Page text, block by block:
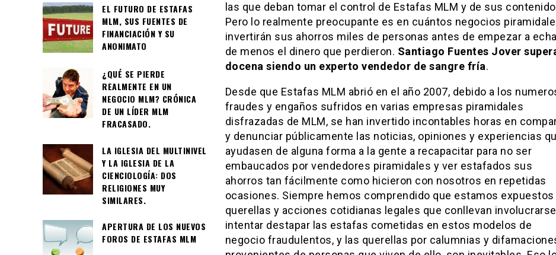
las que deban tomar el control de Estafas MLM y de sus
Pero lo realmente preocupante es en cuántos negocios
invertirán sus ahorros miles de personas antes de empezar a
de menos el dinero que perdieron. Santiago Fuentes Jover
docena siendo un experto vendedor de sangre fría.
Desde que Estafas MLM abrió en el año 2007, debido a los
fraudes y engaños sufridos en varias empresas piramidales
disfrazadas de MLM, se han invertido incontables horas en
y denunciar públicamente las noticias, opiniones y experiencias
ayudasen de alguna forma a la gente a recapacitar para no ser
embaucados por vendedores piramidales y ver estafados sus
ahorros tan fácilmente como hicieron con nosotros en repetidas
ocasiones. Siempre hemos comprendido que estamos expuestos
querellas y acciones cotidianas legales que conllevan
intentar destapar las estafas cometidas en estos modelos de
negocio fraudulentos, y las querellas por calumnias y
EL FUTURO DE ESTAFAS
MLM, SUS FUENTES DE
FINANCIACIÓN Y SU
ANONIMATO
¿QUÉ SE PIERDE
REALMENTE EN UN
NEGOCIO MLM? CRÓNICA
DE UN LÍDER MLM
FRACASADO.
LA IGLESIA DEL MULTINIVEL
Y LA IGLESIA DE LA
CIENCIOLOGÍA: DOS
RELIGIONES MUY
SIMILARES.
APERTURA DE LOS NUEVOS
FOROS DE ESTAFAS MLM